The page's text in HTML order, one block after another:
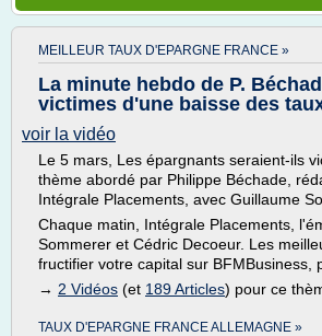
MEILLEUR TAUX D'EPARGNE FRANCE »
La minute hebdo de P.
victimes d'une baisse des
voir la vidéo
Le 5 mars, Les épargnants seraient-ils
thème abordé par Philippe Béchade,
Intégrale Placements, avec Guillaume
Chaque matin, Intégrale Placements,
Sommerer et Cédric Decoeur. Les
fructifier votre capital sur BFMBusiness,
→ 2 Vidéos (et 189 Articles) pour ce
TAUX D'EPARGNE FRANCE ALLEMAGNE »